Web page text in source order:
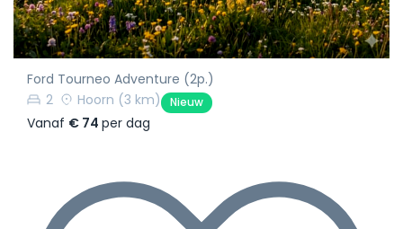
Ford Tourneo Adventure (2p.)
2
Hoorn (3 km) Nieuw
Vanaf € 74 per dag